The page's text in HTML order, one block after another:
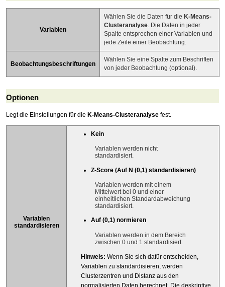
Variablen
Wählen Sie die Daten für die K-Means-
Clusteranalyse. Die Daten in jeder
Spalte entsprechen einer Variablen und
jede Zeile einer Beobachtung.
Beobachtungsbeschriftungen
Wählen Sie eine Spalte zum Beschriften
von jeder Beobachtung (optional).
Optionen
Legt die Einstellungen für die K-Means-Clusteranalyse fest.
Variablen
standardisieren
Kein
Variablen werden nicht
standardisiert.
Z-Score (Auf N (0,1) standardisieren)
Variablen werden mit einem
Mittelwert bei 0 und einer
einheitlichen Standardabweichung
standardisiert.
Auf (0,1) normieren
Variablen werden in dem Bereich
zwischen 0 und 1 standardisiert.
Hinweis: Wenn Sie sich dafür entscheiden,
Variablen zu standardisieren, werden
Clusterzentren und Distanz aus den
normalisierten Daten berechnet. Die deskriptive